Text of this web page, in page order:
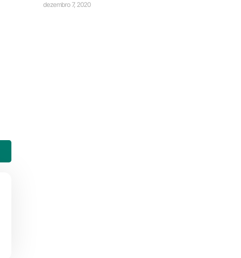
dezembro 7, 2020